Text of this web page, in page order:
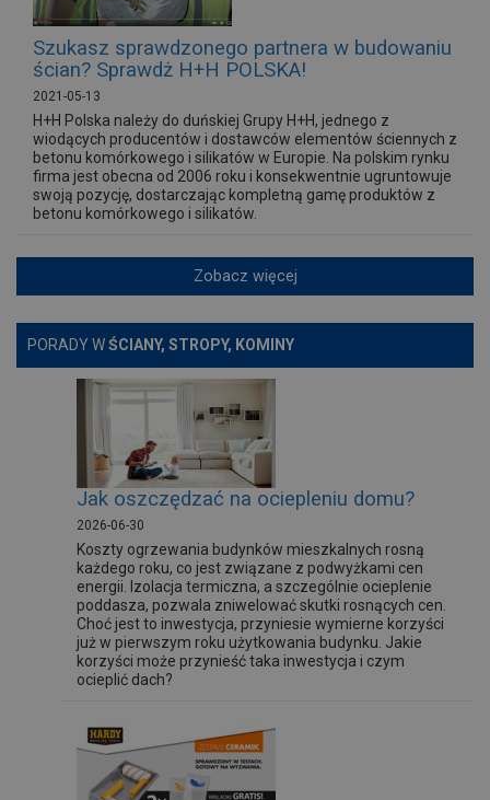
Szukasz sprawdzonego partnera w budowaniu
ścian? Sprawdż H+H POLSKA!
2021-05-13
H+H Polska należy do duńskiej Grupy H+H, jednego z
wiodących producentów i dostawców elementów ściennych z
betonu komórkowego i silikatów w Europie. Na polskim rynku
firma jest obecna od 2006 roku i konsekwentnie ugruntowuje
swoją pozycję, dostarczając kompletną gamę produktów z
betonu komórkowego i silikatów.
Zobacz więcej
PORADY WŚCIANY, STROPY, KOMINY
Jak oszczędzać na ociepleniu domu?
2026-06-30
Koszty ogrzewania budynków mieszkalnych rosną
każdego roku, co jest związane z podwyżkami cen
energii. Izolacja termiczna, a szczególnie ocieplenie
poddasza, pozwala zniwelować skutki rosnących cen.
Choć jest to inwestycja, przyniesie wymierne korzyści
już w pierwszym roku użytkowania budynku. Jakie
korzyści może przynieść taka inwestycja i czym
ocieplić dach?